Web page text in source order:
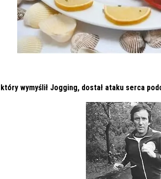
wymyślił Jogging, dostał ataku serca